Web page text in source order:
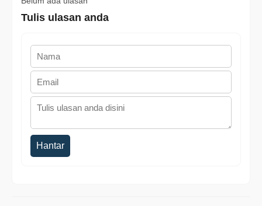
Tulis ulasan anda
Hantar